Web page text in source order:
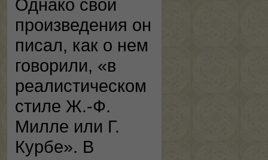
Однако свои
произведения он
писал, как о нем
говорили, «в
реалистическом
стиле Ж.-Ф.
Милле или Г.
Курбе». В